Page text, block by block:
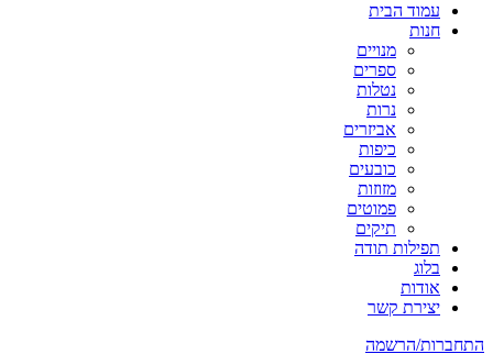
עמוד הבית
חנות
מנויים
ספרים
נטלות
נרות
אביזרים
כיפות
כובעים
מזוזות
פמוטים
תיקים
תפילות תודה
בלוג
אודות
יצירת קשר
התחברות/הרשמה